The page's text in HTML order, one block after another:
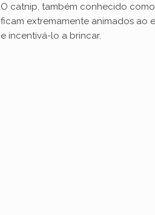
O catnip, também conhecido
ficam extremamente animados ao
e incentivá-lo a brincar.